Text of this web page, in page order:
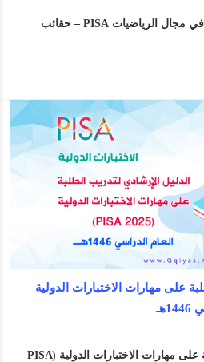
البرنامج الدولي لتقييم الطلاب في مجال الرياضيات PISA – حقائب
على مهارات الاختبارات الدولية
الدليل الإرشادي لتدريب الطلبة على مهارات الاختبارات الدولية (PISA